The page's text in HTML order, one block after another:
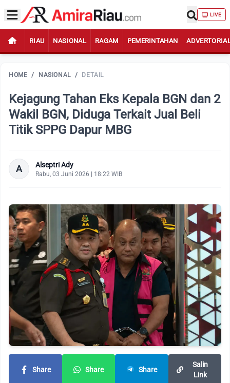
LIVE
RIAU NASIONAL RAGAM PEMERINTAHAN
HOME / NASIONAL / DETAIL
Kejagung Tahan Eks Kepala BGN dan 2
Wakil BGN, Diduga Terkait Jual Beli
Titik SPPG Dapur MBG
A Alseptri Ady
Rabu, 03 Juni 2026 | 18:22 WIB
Share Share Share
Salin
Link